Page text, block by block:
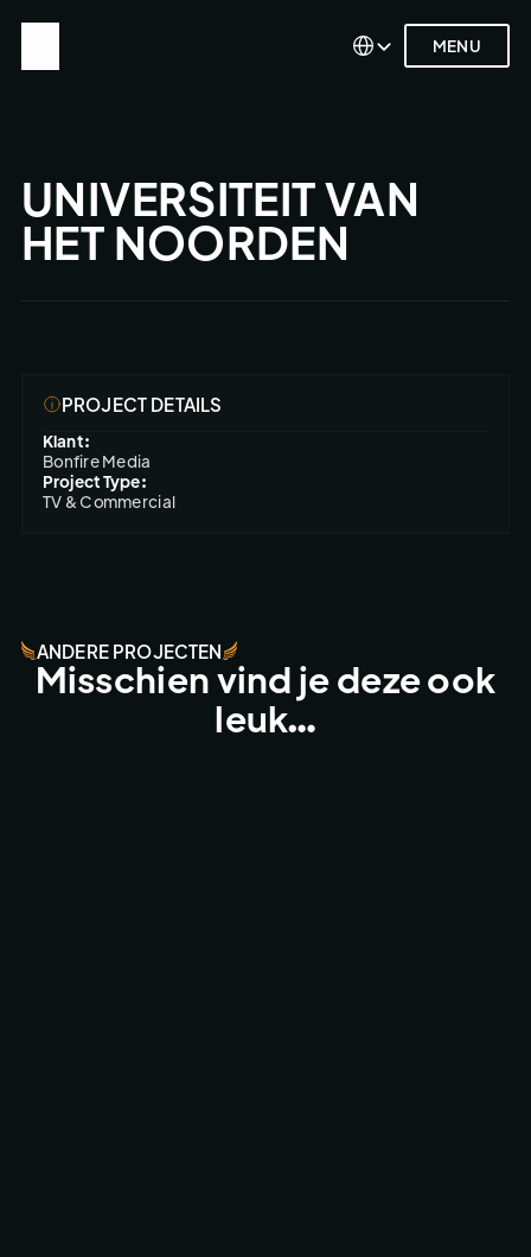
Select Language
MENU
Select Language
MENU
UNIVERSITEIT VAN
HET NOORDEN
PROJECT DETAILS
Klant:
Bonfire Media
Project Type:
TV & Commercial
ANDERE PROJECTEN
Misschien vind je deze ook
leuk…